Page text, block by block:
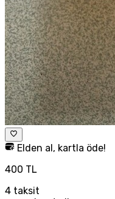
Elden al, kartla öde!
400 TL
4 taksit